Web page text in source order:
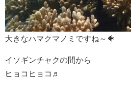
大きなハマクマノミですね～🐠
イソギンチャクの間から
ヒョコヒョコ♬